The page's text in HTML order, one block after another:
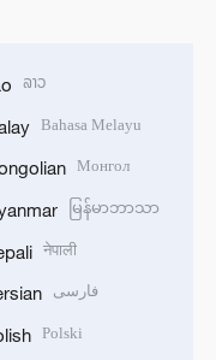
ລາວ
Bahasa Melayu
Монгол
မြန်မာဘာသာ
नेपाली
فارسی
Polski